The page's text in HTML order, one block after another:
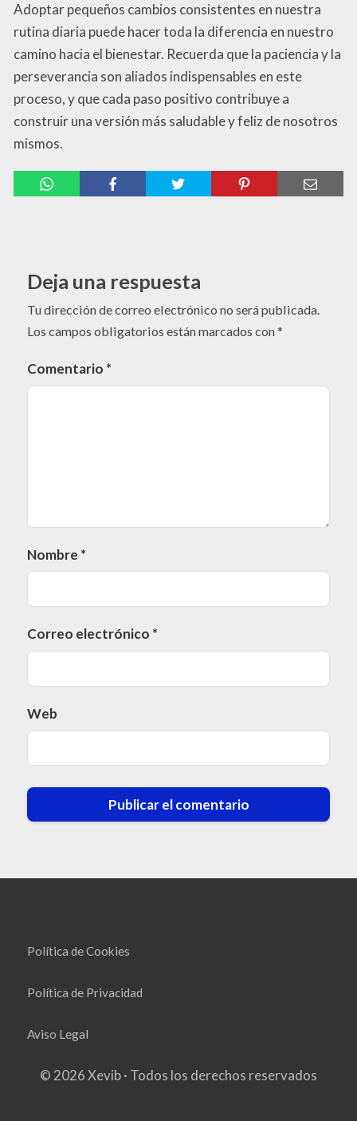
Adoptar pequeños cambios consistentes en nuestra
rutina diaria puede hacer toda la diferencia en nuestro
camino hacia el bienestar. Recuerda que la paciencia y la
perseverancia son aliados indispensables en este
proceso, y que cada paso positivo contribuye a
construir una versión más saludable y feliz de nosotros
mismos.
Deja una respuesta
Tu dirección de correo electrónico no será publicada.
Los campos obligatorios están marcados con*
Comentario *
Nombre *
Correo electrónico *
Web
Política de Cookies
Política de Privacidad
Aviso Legal
© 2026 Xevib · Todos los derechos reservados